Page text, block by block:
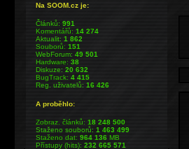
Na SOOM.cz je:
Článků:991
Komentářů:14 274
Aktualit:1 862
Souborů:151
WebForum:49 501
Hardware:38
Diskuze:20 632
BugTrack:4 415
Reg. uživatelů:16 426
A proběhlo:
Zobraz. článků:18 248 500
Staženo souborů:1 463 499
Staženo dat:964 136MB
Přístupy (hits):232 665 571